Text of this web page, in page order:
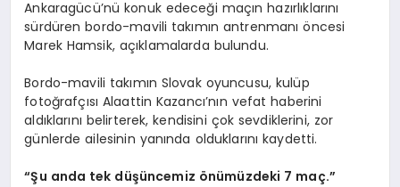
Ankaragücü’nü konuk edeceği maçın hazırlıklarını
sürdüren bordo-mavili takımın antrenmanı öncesi
Marek Hamsik, açıklamalarda bulundu.
Bordo-mavili takımın Slovak oyuncusu, kulüp
fotoğrafçısı Alaattin Kazancı’nın vefat haberini
aldıklarını belirterek, kendisini çok sevdiklerini, zor
günlerde ailesinin yanında olduklarını kaydetti.
“Şu anda tek düşüncemiz önümüzdeki 7 maç.”